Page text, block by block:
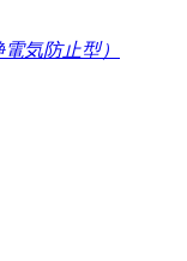
気防止型）